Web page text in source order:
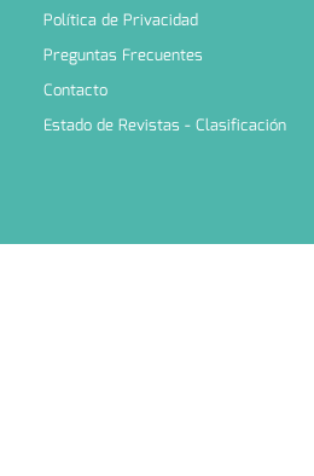
Política de Privacidad
Preguntas Frecuentes
Contacto
Estado de Revistas - Clasificación